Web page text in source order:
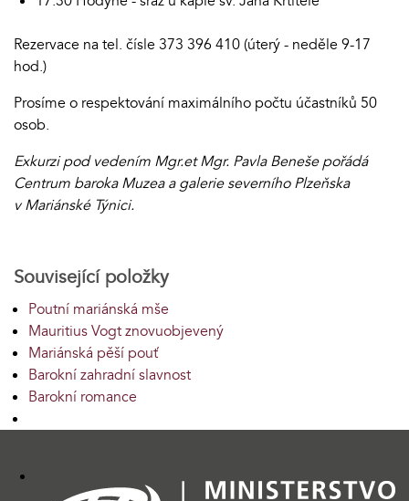
Rezervace na tel. čísle 373 396 410 (úterý - neděle 9-17
hod.)
Prosíme o respektování maximálního počtu účastníků 50
osob.
Exkurzi pod vedením Mgr.et Mgr. Pavla Beneše pořádá
Centrum baroka Muzea a galerie severního Plzeňska
v Mariánské Týnici.
Související položky
Poutní mariánská mše
Mauritius Vogt znovuobjevený
Mariánská pěší pouť
Barokní zahradní slavnost
Barokní romance